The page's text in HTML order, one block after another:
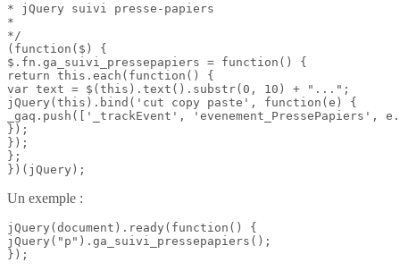
* jQuery suivi presse-papiers
*
*/
(function($) {
$.fn.ga_suivi_pressepapiers = function() {
return this.each(function() {
var text = $(this).text().substr(0, 10) + "...";
jQuery(this).bind('cut copy paste', function(e) {
_gaq.push(['_trackEvent', 'evenement_PressePapiers',
});
});
};
})(jQuery);
Un exemple :
jQuery(document).ready(function() {
jQuery("p").ga_suivi_pressepapiers();
});